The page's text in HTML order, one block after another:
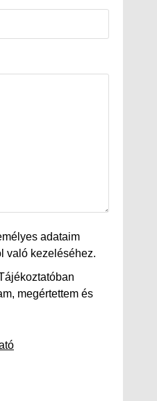
adataim
való kezeléséhez.
megértettem és